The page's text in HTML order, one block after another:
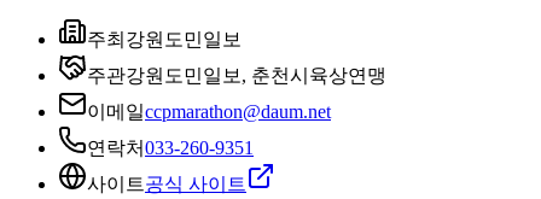
주최 강원도민일보
주관강원도민일보, 춘천시육상연맹
이메일ccpmarathon@daum.net
연락처033-260-9351
사이트공식 사이트